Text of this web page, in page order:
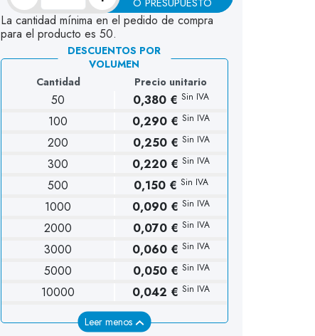
La cantidad mínima en el pedido de compra
para el producto es 50.
DESCUENTOS POR
VOLUMEN
Cantidad
Precio unitario
50 0,380 € Sin IVA
100 0,290 € Sin IVA
200 0,250 € Sin IVA
300 0,220 € Sin IVA
500 0,150 € Sin IVA
1000 0,090 € Sin IVA
2000 0,070 € Sin IVA
3000 0,060 € Sin IVA
5000 0,050 € Sin IVA
10000 0,042 € Sin IVA
Leer menos